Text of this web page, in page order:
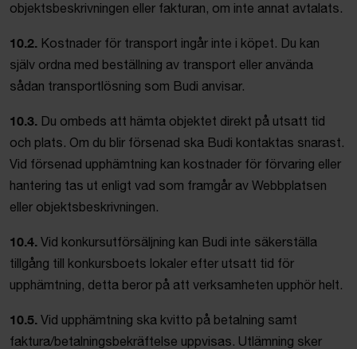
objektsbeskrivningen eller fakturan, om inte annat avtalats.
10.2. Kostnader för transport ingår inte i köpet. Du kan
själv ordna med beställning av transport eller använda
sådan transportlösning som Budi anvisar.
10.3. Du ombeds att hämta objektet direkt på utsatt tid
och plats. Om du blir försenad ska Budi kontaktas snarast.
Vid försenad upphämtning kan kostnader för förvaring eller
hantering tas ut enligt vad som framgår av Webbplatsen
eller objektsbeskrivningen.
10.4. Vid konkursutförsäljning kan Budi inte säkerställa
tillgång till konkursboets lokaler efter utsatt tid för
upphämtning, detta beror på att verksamheten upphör helt.
10.5. Vid upphämtning ska kvitto på betalning samt
faktura/betalningsbekräftelse uppvisas. Utlämning sker